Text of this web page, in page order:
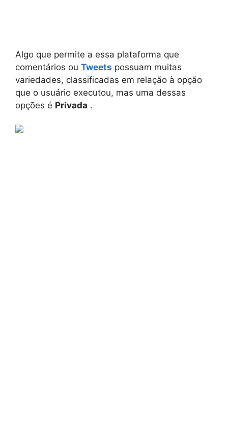
Algo que permite a essa plataforma que
comentários ou Tweets possuam muitas
variedades, classificadas em relação à opção
que o usuário executou, mas uma dessas
opções é Privada .